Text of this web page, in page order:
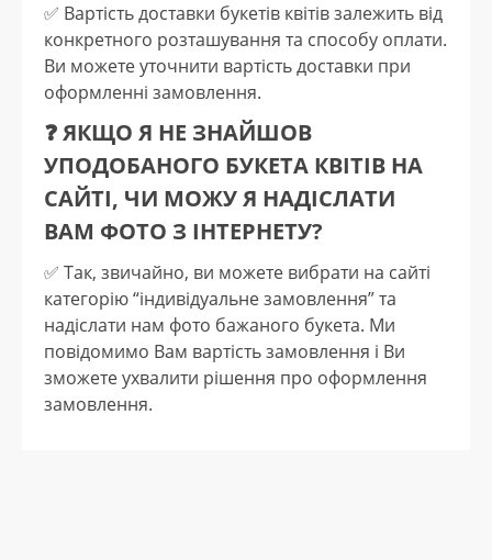
✅️ Вартість доставки букетів квітів залежить від
конкретного розташування та способу оплати.
Ви можете уточнити вартість доставки при
оформленні замовлення.
❓ ЯКЩО Я НЕ ЗНАЙШОВ
УПОДОБАНОГО БУКЕТА КВІТІВ НА
САЙТІ, ЧИ МОЖУ Я НАДІСЛАТИ
ВАМ ФОТО З ІНТЕРНЕТУ?
✅️ Так, звичайно, ви можете вибрати на сайті
категорію “індивідуальне замовлення” та
надіслати нам фото бажаного букета. Ми
повідомимо Вам вартість замовлення і Ви
зможете ухвалити рішення про оформлення
замовлення.